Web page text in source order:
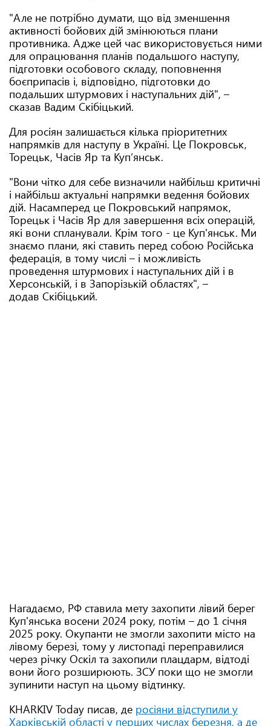
"Але не потрібно думати, що від зменшення
активності бойових дій змінюються плани
противника. Адже цей час використовується ними
для опрацювання планів подальшого наступу,
підготовки особового складу, поповнення
боєприпасів і, відповідно, підготовки до
подальших штурмових і наступальних дій", –
сказав Вадим Скібіцький.
Для росіян залишається кілька пріоритетних
напрямків для наступу в Україні. Це Покровськ,
Торецьк, Часів Яр та Куп’янськ.
"Вони чітко для себе визначили найбільш критичні
і найбільш актуальні напрямки ведення бойових
дій. Насамперед це Покровський напрямок,
Торецьк і Часів Яр для завершення всіх операцій,
які вони спланували. Крім того - це Куп'янськ. Ми
знаємо плани, які ставить перед собою Російська
федерація, в тому числі – і можливість
проведення штурмових і наступальних дій і в
Херсонській, і в Запорізькій областях", –
додав Скібіцький.
Нагадаємо, РФ ставила мету захопити лівий берег
Куп'янська восени 2024 року, потім – до 1 січня
2025 року. Окупанти не змогли захопити місто на
лівому березі, тому у листопаді переправилися
через річку Оскіл та захопили плацдарм, відтоді
вони його розширюють. ЗСУ поки що не змогли
зупинити наступ на цьому відтинку.
KHARKIV Today писав, де росіяни відступили у
Харківській області у перших числах березня, а де